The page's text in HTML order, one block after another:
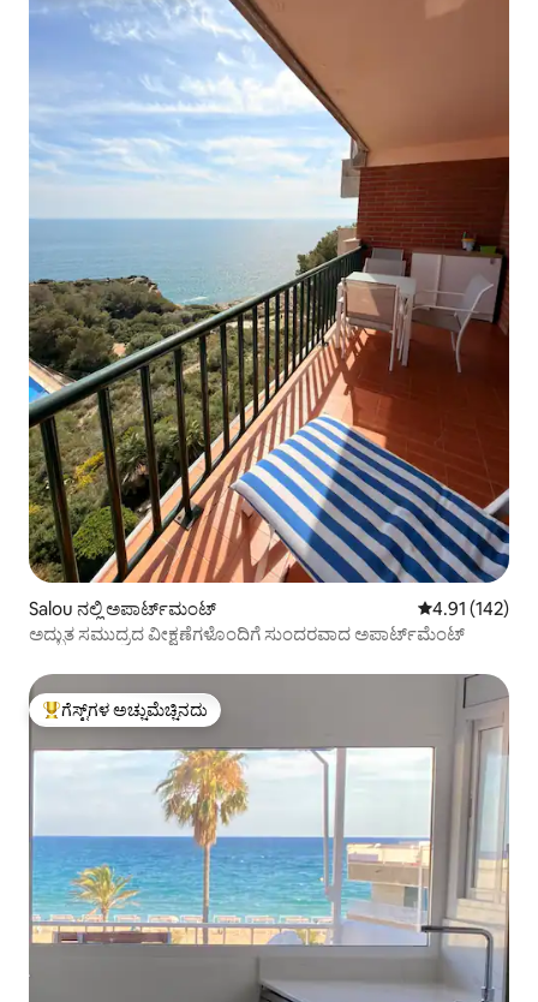
Salou ನಲ್ಲಿ ಅಪಾರ್ಟ್‌ಮಂಟ್ 5 ರಲ್ಲಿ 4.91
4.91 (142)
ಅದ್ಭುತ ಸಮುದ್ರದ ವೀಕ್ಷಣೆಗಳೊಂದಿಗೆ ಸುಂದರವಾದ ಅಪಾರ್ಟ್‌ಮೆಂಟ್
ಗೆಸ್ಟ್‌ಗಳಿಗೆ ಅತಿ ಹೆಚ್ಚು ಅಚ್ಚುಮೆಚ್ಚಿನದು
ಗೆಸ್ಟ್‌ಗಳ ಅಚ್ಚುಮೆಚ್ಚಿನದು